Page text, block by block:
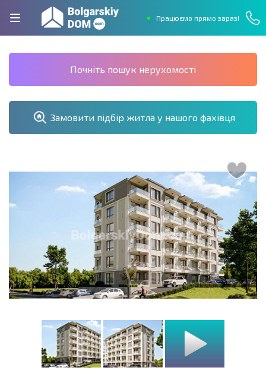
Працюємо прямо зараз!
Почніть пошук нерухомості
Замовити підбір житла у нашого фахівця